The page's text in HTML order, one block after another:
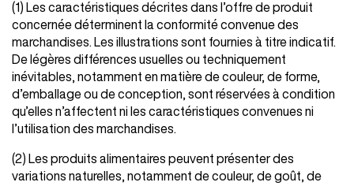
(1) Les caractéristiques décrites dans l’offre de produit
concernée déterminent la conformité convenue des
marchandises. Les illustrations sont fournies à titre indicatif.
De légères différences usuelles ou techniquement
inévitables, notamment en matière de couleur, de forme,
d’emballage ou de conception, sont réservées à condition
qu’elles n’affectent ni les caractéristiques convenues ni
l’utilisation des marchandises.
(2) Les produits alimentaires peuvent présenter des
variations naturelles, notamment de couleur, de goût, de